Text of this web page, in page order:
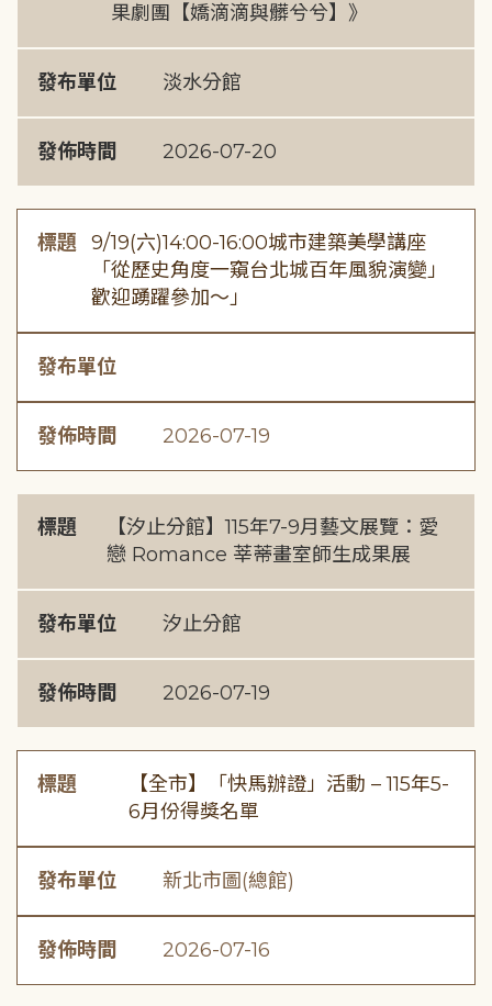
果劇團【嬌滴滴與髒兮兮】》
發布單位 淡水分館
發佈時間 2026-07-20
標題 9/19(六)14:00-16:00城市建築美學講座
「從歷史角度一窺台北城百年風貌演變」
歡迎踴躍參加～」
發布單位
發佈時間 2026-07-19
標題
【汐止分館】115年7-9月藝文展覽：愛
戀 Romance 莘蒂畫室師生成果展
發布單位 汐止分館
發佈時間 2026-07-19
標題
【全市】「快馬辦證」活動 – 115年5-
6月份得獎名單
發布單位 新北市圖(總館)
發佈時間 2026-07-16